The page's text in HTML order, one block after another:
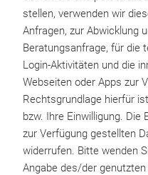
stellen, verwenden wir
Anfragen, zur Abwicklung
Beratungsanfrage, für die
Login-Aktivitäten und die
Webseiten oder Apps zur
Rechtsgrundlage hierfür
bzw. Ihre Einwilligung. Die
zur Verfügung gestellten
widerrufen. Bitte wenden
Angabe des/der genutzten